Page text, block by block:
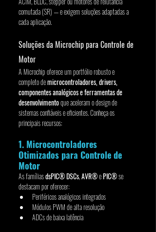
comutada (SR) — e exigem soluções adaptadas a
cada aplicação.
Soluções da Microchip para Controle de
Motor
A Microchip oferece um portfólio robusto e
completo de microcontroladores, drivers,
componentes analógicos e ferramentas de
desenvolvimento que aceleram o design de
sistemas confiáveis e eficientes. Conheça os
principais recursos:
1. Microcontroladores
Otimizados para Controle de
Motor
As famílias dsPIC® DSCs, AVR® e PIC® se
destacam por oferecer:
Periféricos analógicos integrados
Módulos PWM de alta resolução
ADCs de baixa latência